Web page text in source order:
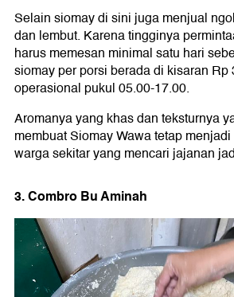
Selain siomay di sini juga menjual
dan lembut. Karena tingginya
harus memesan minimal satu hari
siomay per porsi berada di kisaran
operasional pukul 05.00-17.00.
Aromanya yang khas dan teksturnya
membuat Siomay Wawa tetap
warga sekitar yang mencari jajanan
3. Combro Bu Aminah